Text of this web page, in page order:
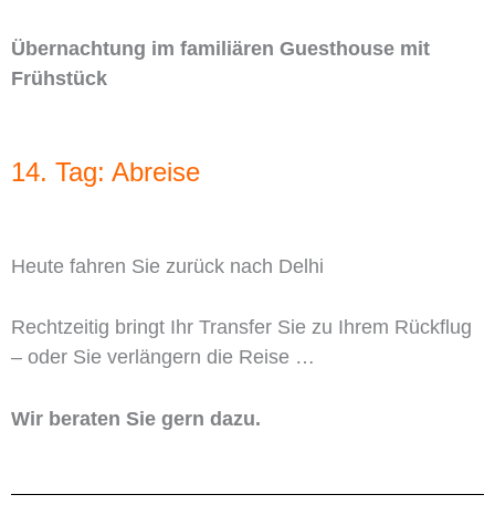
Übernachtung im familiären Guesthouse mit
Frühstück
14. Tag: Abreise
Heute fahren Sie zurück nach Delhi
Rechtzeitig bringt Ihr Transfer Sie zu Ihrem Rückflug
– oder Sie verlängern die Reise …
Wir beraten Sie gern dazu.